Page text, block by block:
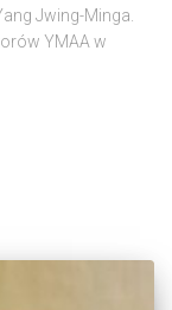
Jwing-Minga.
YMAA w